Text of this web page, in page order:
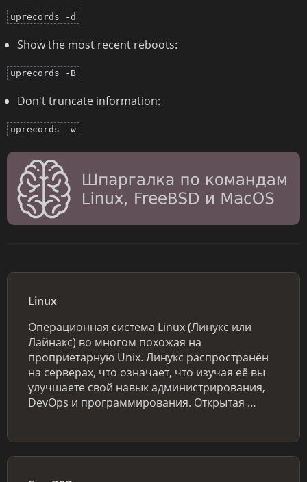
uprecords -d
Show the most recent reboots:
uprecords -B
Don't truncate information:
uprecords -w
Linux
Операционная система Linux (Линукс или
Лайнакс) во многом похожая на
проприетарную Unix. Линукс распространён
на серверах, что означает, что изучая её вы
улучшаете свой навык администрирования,
DevOps и программирования. Открытая …